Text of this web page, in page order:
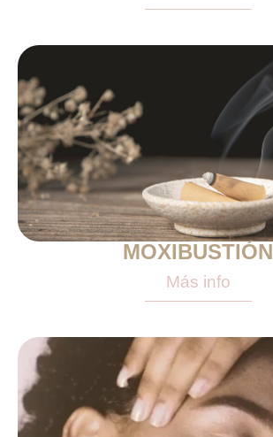
MOXIBUSTIÓN
Más info